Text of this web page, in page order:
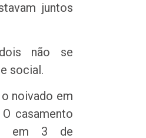
juntos
não se
social.
noivado em
casamento
em 3 de